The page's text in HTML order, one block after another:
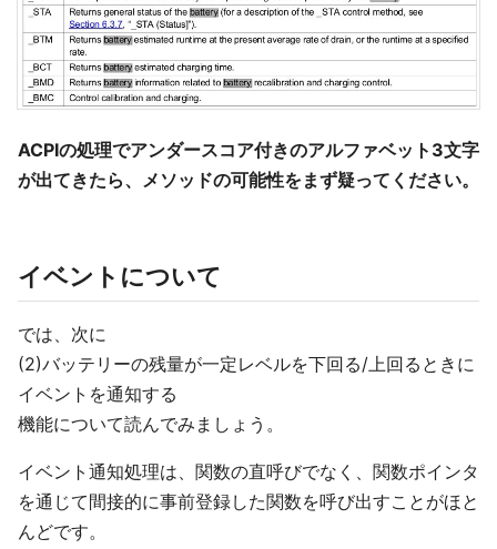
ACPIの処理でアンダースコア付きのアルファベット3文字
が出てきたら、メソッドの可能性をまず疑ってください。
イベントについて
では、次に
(2)バッテリーの残量が一定レベルを下回る/上回るときに
イベントを通知する
機能について読んでみましょう。
イベント通知処理は、関数の直呼びでなく、関数ポインタ
を通じて間接的に事前登録した関数を呼び出すことがほと
んどです。